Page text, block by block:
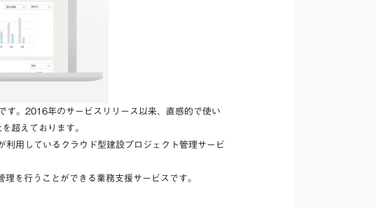
す。2016年のサービスリリース以来、直感的で使い
超えております。
用しているクラウド型建設プロジェクト管理サービ
を行うことができる業務支援サービスです。